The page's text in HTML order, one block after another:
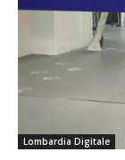
Lombardia Digitale